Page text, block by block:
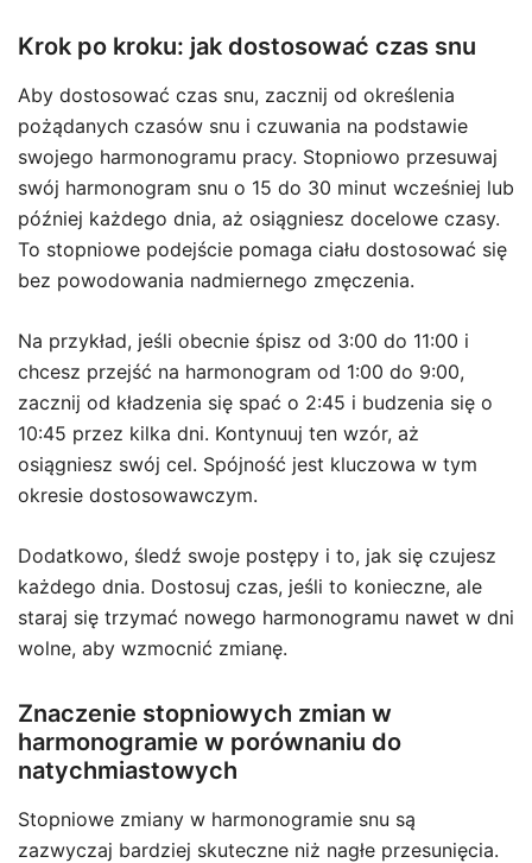
Krok po kroku: jak dostosować czas snu
Aby dostosować czas snu, zacznij od określenia
pożądanych czasów snu i czuwania na podstawie
swojego harmonogramu pracy. Stopniowo przesuwaj
swój harmonogram snu o 15 do 30 minut wcześniej lub
później każdego dnia, aż osiągniesz docelowe czasy.
To stopniowe podejście pomaga ciału dostosować się
bez powodowania nadmiernego zmęczenia.
Na przykład, jeśli obecnie śpisz od 3:00 do 11:00 i
chcesz przejść na harmonogram od 1:00 do 9:00,
zacznij od kładzenia się spać o 2:45 i budzenia się o
10:45 przez kilka dni. Kontynuuj ten wzór, aż
osiągniesz swój cel. Spójność jest kluczowa w tym
okresie dostosowawczym.
Dodatkowo, śledź swoje postępy i to, jak się czujesz
każdego dnia. Dostosuj czas, jeśli to konieczne, ale
staraj się trzymać nowego harmonogramu nawet w dni
wolne, aby wzmocnić zmianę.
Znaczenie stopniowych zmian w
harmonogramie w porównaniu do
natychmiastowych
Stopniowe zmiany w harmonogramie snu są
zazwyczaj bardziej skuteczne niż nagłe przesunięcia.